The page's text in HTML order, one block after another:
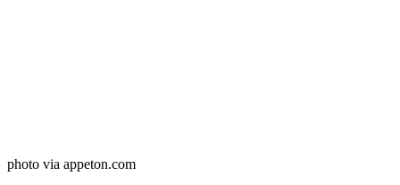
photo via appeton.com